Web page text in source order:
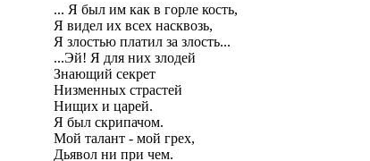
... Я был им как в горле кость,
Я видел их всех насквозь,
Я злостью платил за злость...
...Эй! Я для них злодей
Знающий секрет
Низменных страстей
Нищих и царей.
Я был скрипачом.
Мой талант - мой грех,
Дьявол ни при чем.